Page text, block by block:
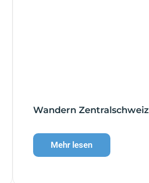
Wandern Zentralschweiz
Mehr lesen